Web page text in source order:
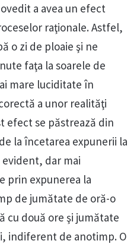
a avea un efect
raţionale. Astfel,
o zi de ploaie şi ne
faţa la soarele de
mare luciditate în
a unor realităţi
efect se păstrează din
la încetarea expunerii la
dar mai
prin expunerea la
de jumătate de oră-o
cu două ore şi jumătate
indiferent de anotimp. O